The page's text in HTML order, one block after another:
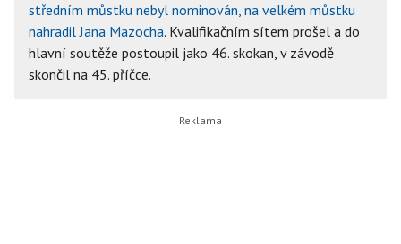
středním můstku nebyl nominován, na velkém můstku
nahradilJana Mazocha. Kvalifikačním sítem prošel a do
hlavní soutěže postoupil jako 46. skokan, v závodě
skončil na 45. příčce.